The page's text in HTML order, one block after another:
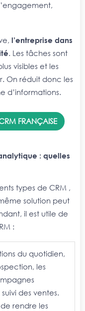
l’entreprise dans
. Les tâches sont
visibles et les
On réduit donc les
d’informations.
FRANÇAISE
: quelles
types de CRM ,
solution peut
il est utile de
:
du quotidien,
les
des ventes.
rendre les